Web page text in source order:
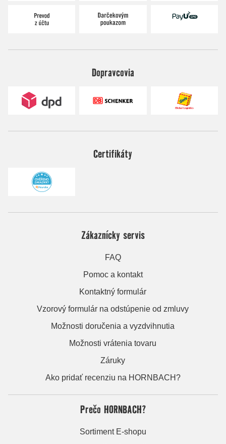
Dopravcovia
Certifikáty
Zákaznícky servis
FAQ
Pomoc a kontakt
Kontaktný formulár
Vzorový formulár na odstúpenie od zmluvy
Možnosti doručenia a vyzdvihnutia
Možnosti vrátenia tovaru
Záruky
Ako pridať recenziu na HORNBACH?
Prečo HORNBACH?
Sortiment E-shopu